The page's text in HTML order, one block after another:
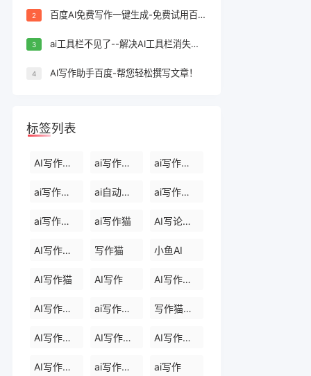
2 百度AI免费写作一键生成-免费试用百度AI写作一键生成，轻松完成文案创作！
3 ai工具栏不见了--解决AI工具栏消失问题的方法
4 AI写作助手百度-帮您轻松撰写文章！
标签列表
AI写作生成器 ai写作软件下载 ai写作免费软件
ai写作软件永久免费版 ai自动写作软件 ai写作生成器
ai写作免费 ai写作猫 AI写论文生成器
AI写作助手 写作猫 小鱼AI
AI写作猫 AI写作 AI写作生成器
AI写作助手 ai写作助手会员 写作猫官网
AI写作助手官网 AI写作助手免费版 AI写作助手那些
AI写作助手原创 ai写作助手网页版 ai写作